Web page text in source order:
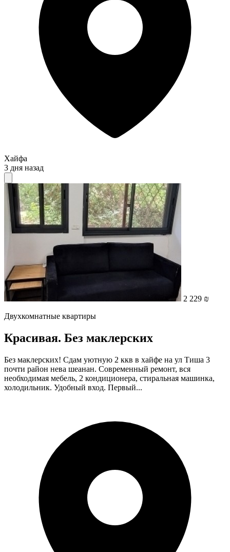
Хайфа
3 дня назад
2 229 ₪
Двухкомнатные квартиры
Красивая. Без маклерских
Без маклерских! Сдам уютную 2 ккв в хайфе на ул Тиша 3
почти район нева шеанан. Современный ремонт, вся
необходимая мебель, 2 кондиционера, стиральная машинка,
холодильник. Удобный вход. Первый...